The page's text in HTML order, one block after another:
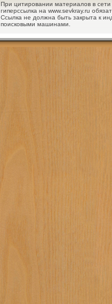
При цитировании материалов в сети
гиперссылка на www.sevkray.ru
Ссылка не должна быть закрыта к
поисковыми машинами.